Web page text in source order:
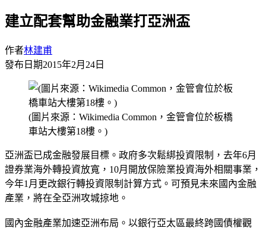
建立配套幫助金融業打亞洲盃
作者林建甫
發布日期2015年2月24日
(圖片來源：Wikimedia Common，金管會位於板橋
車站大樓第18樓。)
亞洲盃已成金融發展目標。政府多次鬆綁投資限制，去年6月
證券業海外轉投資放寬，10月開放保險業投資海外相關事業，
今年1月更改銀行轉投資限制計算方式。可預見未來國內金融
產業，將在全亞洲攻城掠地。
國內金融產業加速亞洲布局。以銀行亞太區最終跨國債權觀